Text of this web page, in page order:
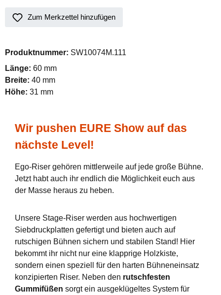
Zum Merkzettel hinzufügen
Produktnummer: SW10074M.111
Länge: 60 mm
Breite: 40 mm
Höhe: 31 mm
Wir pushen EURE Show auf das
nächste Level!
Ego-Riser gehören mittlerweile auf jede große Bühne.
Jetzt habt auch ihr endlich die Möglichkeit euch aus
der Masse heraus zu heben.
Unsere Stage-Riser werden aus hochwertigen
Siebdruckplatten gefertigt und bieten auch auf
rutschigen Bühnen sichern und stabilen Stand! Hier
bekommt ihr nicht nur eine klapprige Holzkiste,
sondern einen speziell für den harten Bühneneinsatz
konzipierten Riser. Neben den rutschfesten
Gummifüßen sorgt ein ausgeklügeltes System für